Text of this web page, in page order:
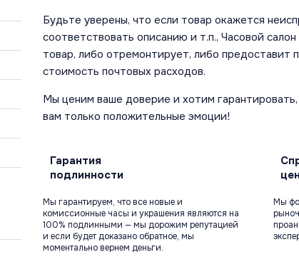
Будьте уверены, что если товар окажется
соответствовать описанию и т.п., Часовой
товар, либо отремонтирует, либо предоставит
стоимость почтовых расходов.
Мы ценим ваше доверие и хотим
вам только положительные эмоции!
Гарантия
подлинности
Мы гарантируем, что все новые и
комиссионные часы и украшения являются на
100% подлинными — мы дорожим репутацией
и если будет доказано обратное, мы
моментально вернем деньги.
Мы